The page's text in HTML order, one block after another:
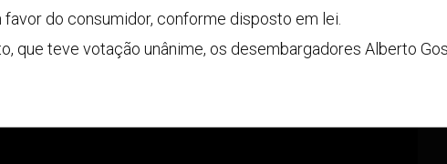
do consumidor, conforme disposto em lei.
que teve votação unânime, os desembargadores Alberto